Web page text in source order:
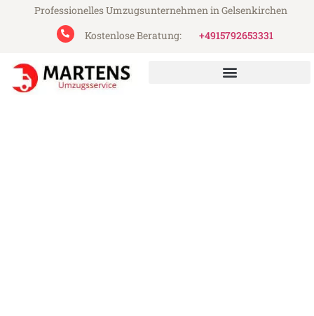
Professionelles Umzugsunternehmen in Gelsenkirchen
Kostenlose Beratung:
+4915792653331